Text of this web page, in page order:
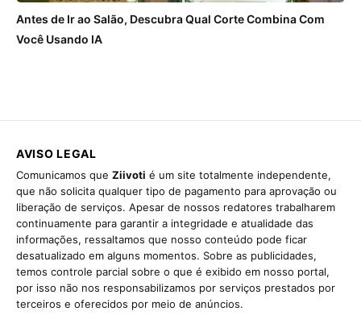
Antes de Ir ao Salão, Descubra Qual Corte Combina Com
Você Usando IA
AVISO LEGAL
Comunicamos que Ziivoti é um site totalmente independente,
que não solicita qualquer tipo de pagamento para aprovação ou
liberação de serviços. Apesar de nossos redatores trabalharem
continuamente para garantir a integridade e atualidade das
informações, ressaltamos que nosso conteúdo pode ficar
desatualizado em alguns momentos. Sobre as publicidades,
temos controle parcial sobre o que é exibido em nosso portal,
por isso não nos responsabilizamos por serviços prestados por
terceiros e oferecidos por meio de anúncios.